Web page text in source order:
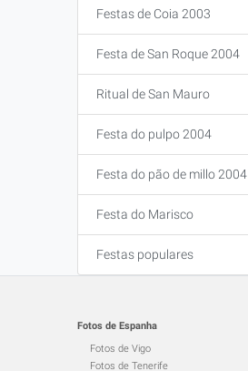
Festas de Coia 2003
Festa de San Roque 2004
Ritual de San Mauro
Festa do pulpo 2004
Festa do pão de millo 2004
Festa do Marisco
Festas populares
Fotos de Espanha
Fotos de Vigo
Fotos de Tenerife